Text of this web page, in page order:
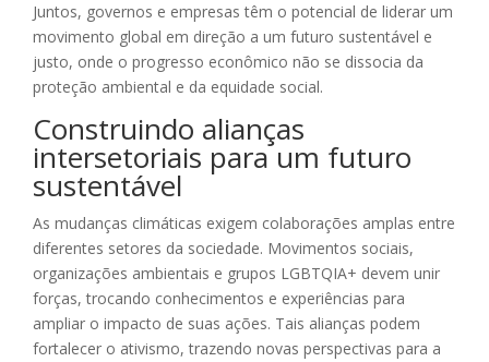
Juntos, governos e empresas têm o potencial de liderar um
movimento global em direção a um futuro sustentável e
justo, onde o progresso econômico não se dissocia da
proteção ambiental e da equidade social.
Construindo alianças
intersetoriais para um futuro
sustentável
As mudanças climáticas exigem colaborações amplas entre
diferentes setores da sociedade. Movimentos sociais,
organizações ambientais e grupos LGBTQIA+ devem unir
forças, trocando conhecimentos e experiências para
ampliar o impacto de suas ações. Tais alianças podem
fortalecer o ativismo, trazendo novas perspectivas para a